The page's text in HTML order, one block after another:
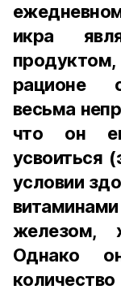
икра
рационе
весьма
что он
усвоиться
условии
железом,
Однако